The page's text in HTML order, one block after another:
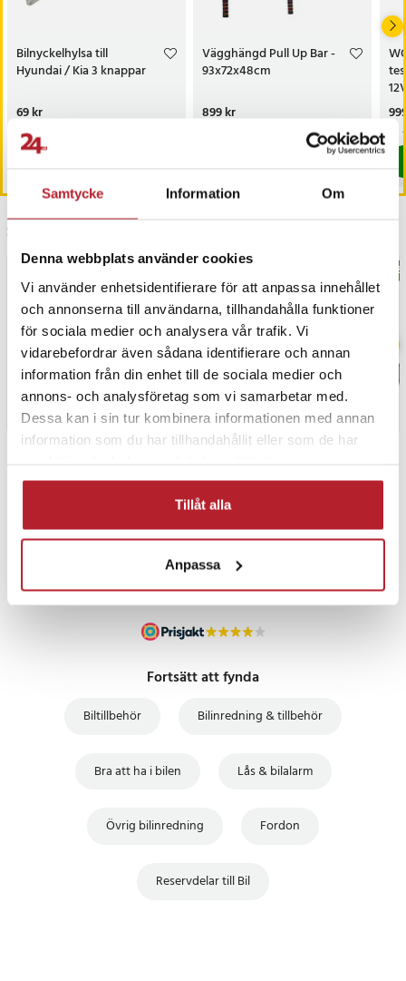
Samtycke Information Om
Denna webbplats använder cookies
Vi använder enhetsidentifierare för att anpassa innehållet
och annonserna till användarna, tillhandahålla funktioner
för sociala medier och analysera vår trafik. Vi
vidarebefordrar även sådana identifierare och annan
information från din enhet till de sociala medier och
annons- och analysföretag som vi samarbetar med.
Dessa kan i sin tur kombinera informationen med annan
information som du har tillhandahållit eller som de har
Tillåt alla
Anpassa
Bilnyckelhylsa till
Hyundai / Kia 3 knappar
Pris:
69 kr
I lager, levereras inom 1-2 vardagar
Vägghängd Pull Up Bar -
93x72x48cm
Pris:899 kr
899 kr
Kommer i lager 2026-09-11
Senast besökta
UTFÖRSÄLJNING
Fortsätt att fynda
Biltillbehör Bilinredning & tillbehör
Bra att ha i bilen Lås & bilalarm
Övrig bilinredning Fordon
Reservdelar till Bil